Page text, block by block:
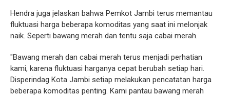
Hendra juga jelaskan bahwa Pemkot Jambi terus memantau
fluktuasi harga beberapa komoditas yang saat ini melonjak
naik. Seperti bawang merah dan tentu saja cabai merah.
"Bawang merah dan cabai merah terus menjadi perhatian
kami, karena fluktuasi harganya cepat berubah setiap hari.
Disperindag Kota Jambi setiap melakukan pencatatan harga
beberapa komoditas penting. Kami pantau bawang merah